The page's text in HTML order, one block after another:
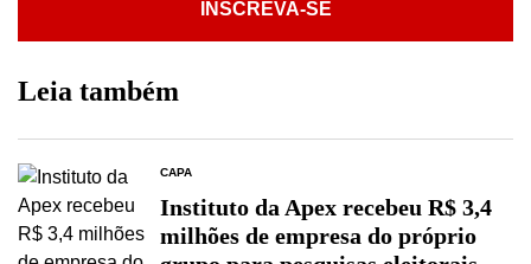
INSCREVA-SE
Leia também
CAPA
Instituto da Apex recebeu R$ 3,4
milhões de empresa do próprio